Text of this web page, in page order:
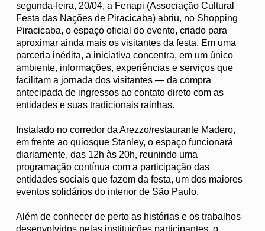
segunda-feira, 20/04, a Fenapi (Associação Cultural
Festa das Nações de Piracicaba) abriu, no Shopping
Piracicaba, o espaço oficial do evento, criado para
aproximar ainda mais os visitantes da festa. Em uma
parceria inédita, a iniciativa concentra, em um único
ambiente, informações, experiências e serviços que
facilitam a jornada dos visitantes — da compra
antecipada de ingressos ao contato direto com as
entidades e suas tradicionais rainhas.
Instalado no corredor da Arezzo/restaurante Madero,
em frente ao quiosque Stanley, o espaço funcionará
diariamente, das 12h às 20h, reunindo uma
programação contínua com a participação das
entidades sociais que fazem da festa, um dos maiores
eventos solidários do interior de São Paulo.
Além de conhecer de perto as histórias e os trabalhos